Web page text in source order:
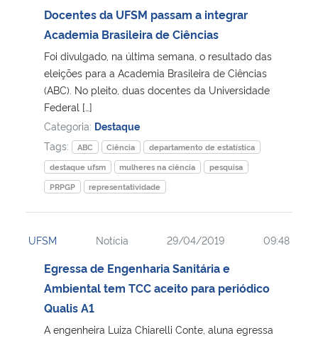
Controladoria-Geral da União
Ministério da Mulher, da Família e dos Direitos Humanos
Secretaria-Geral
Secretaria de Governo
Gabinete de Segurança Institucional
Docentes da UFSM passam a integrar
Academia Brasileira de Ciências
Foi divulgado, na última semana, o resultado das
eleições para a Academia Brasileira de Ciências
(ABC). No pleito, duas docentes da Universidade
Federal […]
Categoria: Destaque
Tags:
ABC Ciência
departamento de estatística
destaque ufsm
mulheres na ciência
pesquisa
PRPGP
representatividade
UFSM Notícia 29/04/2019 09:48
Egressa de Engenharia Sanitária e
Ambiental tem TCC aceito para periódico
Qualis A1
A engenheira Luiza Chiarelli Conte, aluna egressa